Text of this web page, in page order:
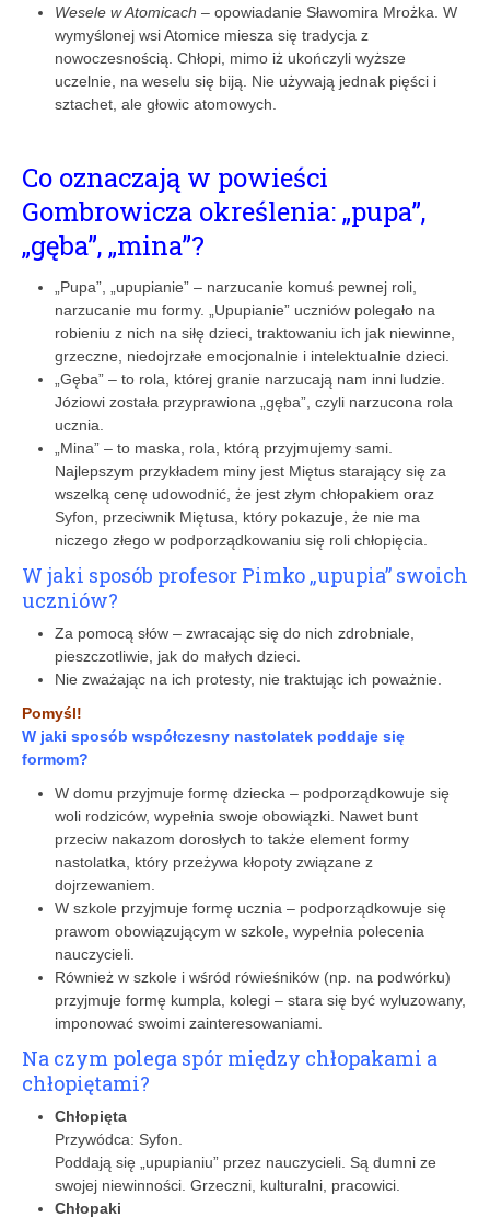
Wesele w Atomicach – opowiadanie Sławomira Mrożka. W
wymyślonej wsi Atomice miesza się tradycja z
nowoczesnością. Chłopi, mimo iż ukończyli wyższe
uczelnie, na weselu się biją. Nie używają jednak pięści i
sztachet, ale głowic atomowych.
Co oznaczają w powieści
Gombrowicza określenia: „pupa”,
„gęba”, „mina”?
„Pupa”, „upupianie” – narzucanie komuś pewnej roli,
narzucanie mu formy. „Upupianie” uczniów polegało na
robieniu z nich na siłę dzieci, traktowaniu ich jak niewinne,
grzeczne, niedojrzałe emocjonalnie i intelektualnie dzieci.
„Gęba” – to rola, której granie narzucają nam inni ludzie.
Józiowi została przyprawiona „gęba”, czyli narzucona rola
ucznia.
„Mina” – to maska, rola, którą przyjmujemy sami.
Najlepszym przykładem miny jest Miętus starający się za
wszelką cenę udowodnić, że jest złym chłopakiem oraz
Syfon, przeciwnik Miętusa, który pokazuje, że nie ma
niczego złego w podporządkowaniu się roli chłopięcia.
W jaki sposób profesor Pimko „upupia” swoich
uczniów?
Za pomocą słów – zwracając się do nich zdrobniale,
pieszczotliwie, jak do małych dzieci.
Nie zważając na ich protesty, nie traktując ich poważnie.
Pomyśl!
W jaki sposób współczesny nastolatek poddaje się
formom?
W domu przyjmuje formę dziecka – podporządkowuje się
woli rodziców, wypełnia swoje obowiązki. Nawet bunt
przeciw nakazom dorosłych to także element formy
nastolatka, który przeżywa kłopoty związane z
dojrzewaniem.
W szkole przyjmuje formę ucznia – podporządkowuje się
prawom obowiązującym w szkole, wypełnia polecenia
nauczycieli.
Również w szkole i wśród rówieśników (np. na podwórku)
przyjmuje formę kumpla, kolegi – stara się być wyluzowany,
imponować swoimi zainteresowaniami.
Na czym polega spór między chłopakami a
chłopiętami?
Chłopięta
Przywódca: Syfon.
Poddają się „upupianiu” przez nauczycieli. Są dumni ze
swojej niewinności. Grzeczni, kulturalni, pracowici.
Chłopaki